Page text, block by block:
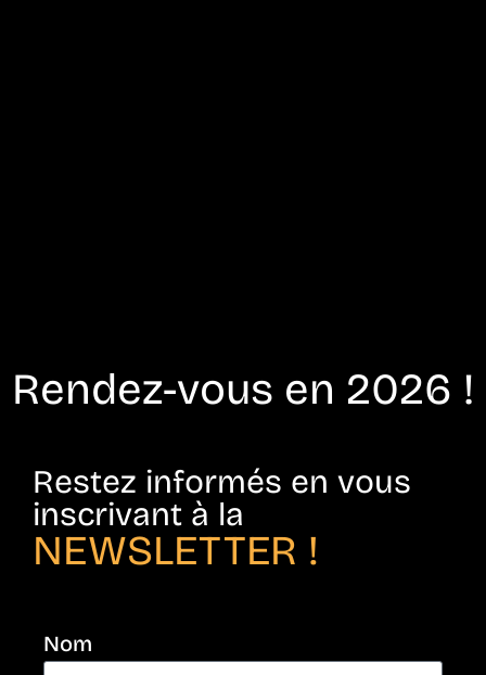
Rendez-vous en 2026 !
Restez informés en vous
inscrivant à la
NEWSLETTER !
Nom